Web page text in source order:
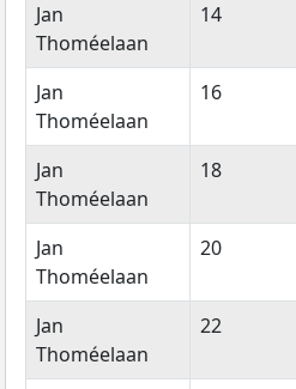
Jan
Thoméelaan
14
Jan
Thoméelaan
16
Jan
Thoméelaan
18
Jan
Thoméelaan
20
Jan
Thoméelaan
22